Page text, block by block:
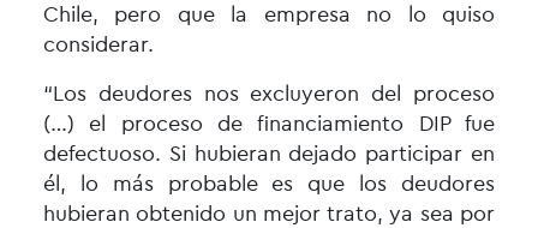
Chile, pero que la empresa no lo quiso
considerar.
“Los deudores nos excluyeron del proceso
(…) el proceso de financiamiento DIP fue
defectuoso. Si hubieran dejado participar en
él, lo más probable es que los deudores
hubieran obtenido un mejor trato, ya sea por